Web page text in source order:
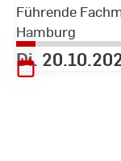
Führende
Hamburg
Di.